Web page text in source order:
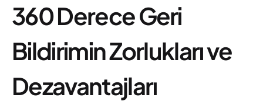
360 Derece Geri
Bildirimin Zorlukları ve
Dezavantajları